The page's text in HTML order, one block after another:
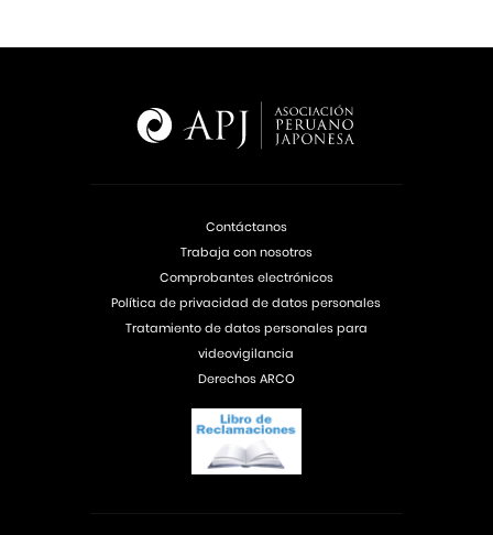
Contáctanos
Trabaja con nosotros
Comprobantes electrónicos
Política de privacidad de datos personales
Tratamiento de datos personales para
videovigilancia
Derechos ARCO